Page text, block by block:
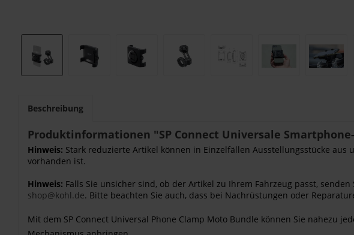
Beschreibung
Produktinformationen "SP Connect Universale
Hinweis: Stark reduzierte Artikel können in Einzelfällen Ausstellungsstücke
vorhanden ist.
Hinweis: Falls Sie unsicher sind, ob der Artikel zu Ihrem Fahrzeug passt,
shop@kohl.de. Bitte beachten Sie auch, dass bei Nachrüstungen oder
Mit dem SP Connect Universal Phone Clamp Moto Bundle können Sie nahezu